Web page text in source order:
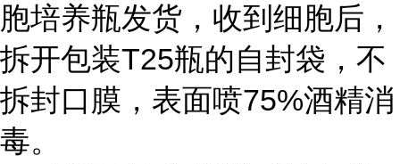
胞培养瓶发货，收到细胞后，
拆开包装T25瓶的自封袋，不
拆封口膜，表面喷75%酒精消
毒。